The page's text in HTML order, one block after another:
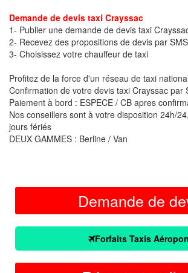
Demande de devis taxi Crayssac
1- Publier une demande de devis taxi
2- Recevez des propositions de devis par SMS
3- Choisissez votre chauffeur de taxi
Profitez de la force d'un réseau de taxi national
Confirmation de votre devis taxi Crayssac par
Paiement à bord : ESPECE / CB apres
Nos conseillers sont à votre disposition 24h/
jours fériés
DEUX GAMMES : Berline / Van
Demande de
Forfaits Taxis